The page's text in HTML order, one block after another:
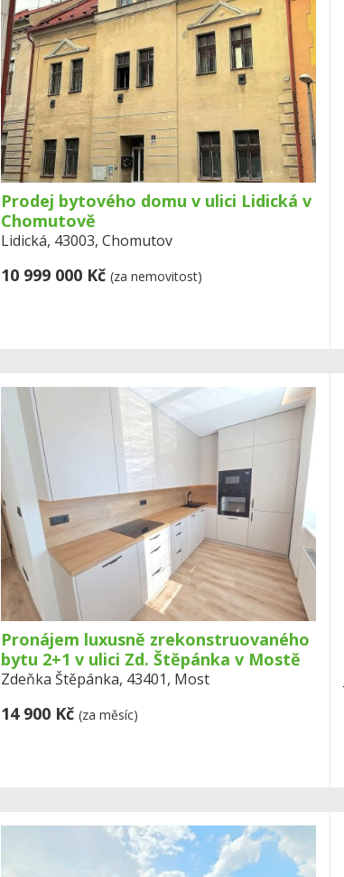
Prodej bytového domu v ulici Lidická v
Chomutově
Lidická, 43003, Chomutov
10 999 000 Kč (za nemovitost)
Pronájem luxusně zrekonstruovaného
bytu 2+1 v ulici Zd. Štěpánka v Mostě
Zdeňka Štěpánka, 43401, Most
14 900 Kč (za měsíc)